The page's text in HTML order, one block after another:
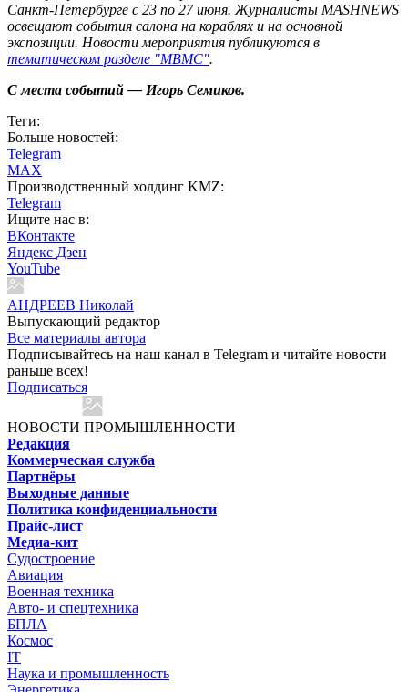
Санкт-Петербурге с 23 по 27 июня. Журналисты MASHNEWS
освещают события салона на кораблях и на основной
экспозиции. Новости мероприятия публикуются в
тематическом разделе "МВМС".
С места событий — Игорь Семиков.
Теги:
Больше новостей:
Telegram
MAX
Производственный холдинг KMZ:
Telegram
Ищите нас в:
ВКонтакте
Яндекс Дзен
YouTube
АНДРЕЕВ Николай
Выпускающий редактор
Все материалы автора
Подписывайтесь на наш канал в Telegram и читайте новости
раньше всех!
Подписаться
НОВОСТИ ПРОМЫШЛЕННОСТИ
Редакция
Коммерческая служба
Партнёры
Выходные данные
Политика конфиденциальности
Прайс-лист
Медиа-кит
Судостроение
Авиация
Военная техника
Авто- и спецтехника
БПЛА
Космос
IT
Наука и промышленность